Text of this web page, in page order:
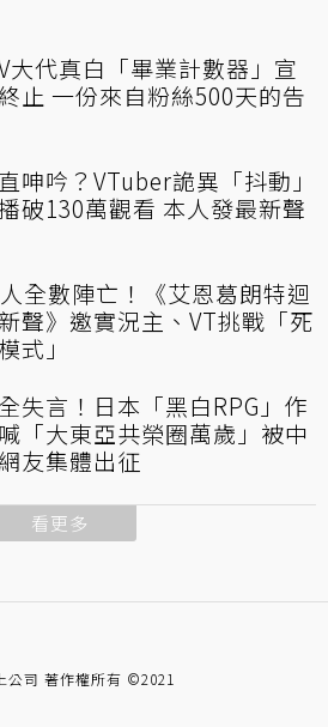
大代真白「畢業計數器」宣
止 一份來自粉絲500天的告
呻吟？VTuber詭異「抖動」
破130萬觀看 本人發最新聲
全數陣亡！《艾恩葛朗特迴
聲》邀實況主、VT挑戰「死
式」
失言！日本「黑白RPG」作
「大東亞共榮圈萬歲」被中
友集體出征
看更多
公司 著作權所有 ©2021